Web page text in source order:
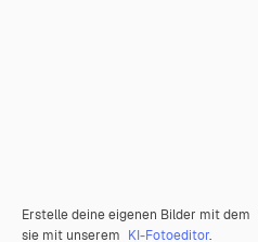
Erstelle deine eigenen Bilder mit dem
sie mit unserem KI-Fotoeditor.